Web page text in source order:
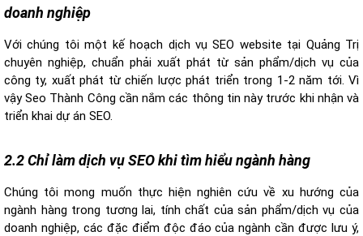
doanh nghiệp
Với chúng tôi một kế hoạch dịch vụ SEO website tại Quảng Trị
chuyên nghiệp, chuẩn phải xuất phát từ sản phẩm/dịch vụ của
công ty, xuất phát từ chiến lược phát triển trong 1-2 năm tới. Vì
vậy Seo Thành Công cần nắm các thông tin này trước khi nhận và
triển khai dự án SEO.
2.2 Chỉ làm dịch vụ SEO khi tìm hiểu ngành hàng
Chúng tôi mong muốn thực hiện nghiên cứu về xu hướng của
ngành hàng trong tương lai, tính chất của sản phẩm/dịch vụ của
doanh nghiệp, các đặc điểm độc đáo của ngành cần được lưu ý,